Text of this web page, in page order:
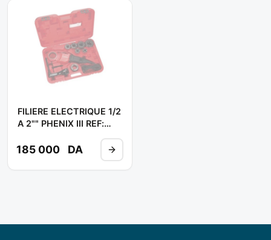
FILIERE ELECTRIQUE 1/2
A 2"" PHENIX III REF:
185 000 DA